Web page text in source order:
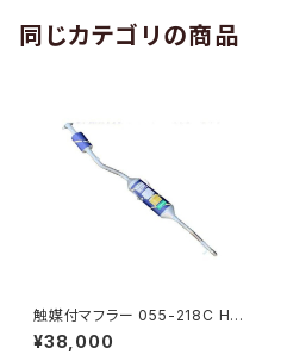
同じカテゴリの商品
触媒付マフラー 055-218C HS
T製ハイゼット S321V S331V
純正同等 車検対応 本体オール
¥38,000